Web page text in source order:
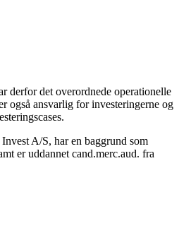
derfor det overordnede operationelle
også ansvarlig for investeringerne og
A/S, har en baggrund som
er uddannet cand.merc.aud. fra